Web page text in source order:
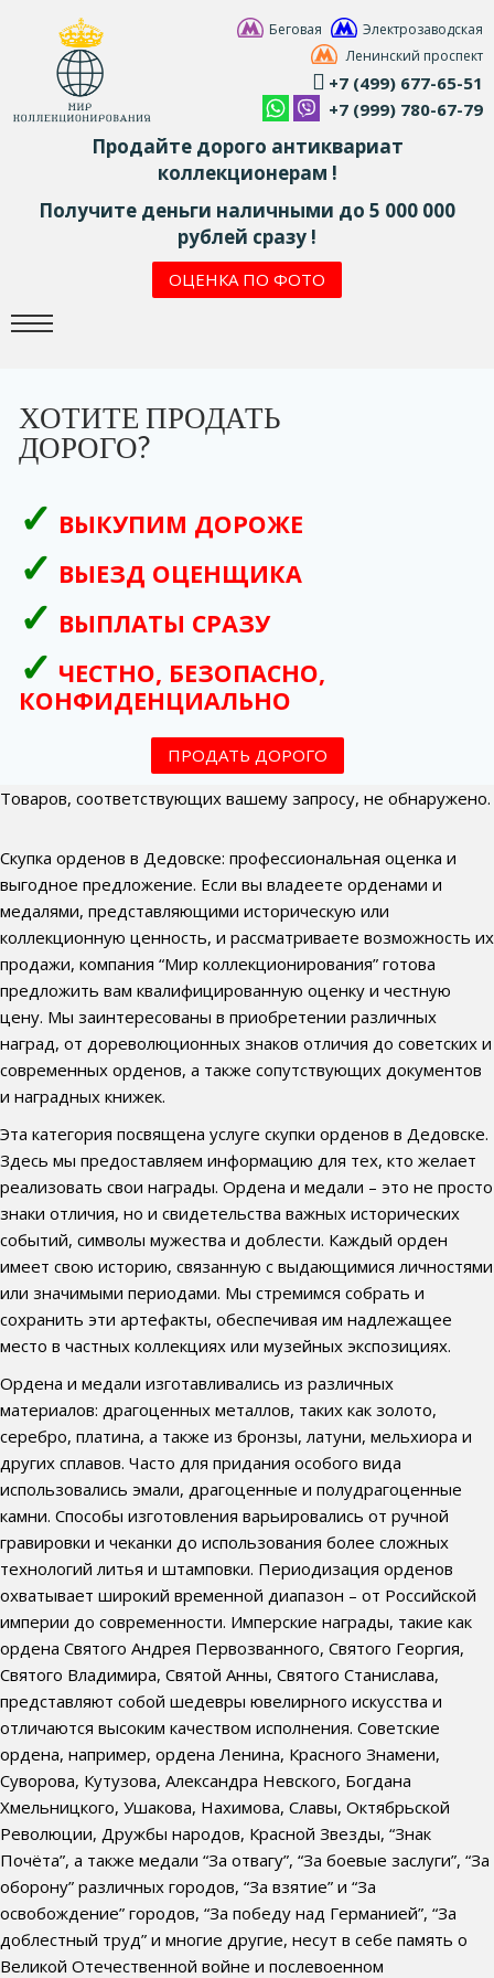
Беговая
Электрозаводская
Ленинский проспект
+7 (499) 677-65-51
+7 (999) 780-67-79
Продайте дорого антиквариат
коллекционерам !
Получите деньги наличными до 5 000 000
рублей сразу !
ОЦЕНКА ПО ФОТО
ХОТИТЕ ПРОДАТЬ
ДОРОГО?
ВЫКУПИМ ДОРОЖЕ
ВЫЕЗД ОЦЕНЩИКА
ВЫПЛАТЫ СРАЗУ
ЧЕСТНО, БЕЗОПАСНО,
КОНФИДЕНЦИАЛЬНО
ПРОДАТЬ ДОРОГО
Товаров, соответствующих вашему запросу, не обнаружено.
Скупка орденов в Дедовске: профессиональная оценка и
выгодное предложение. Если вы владеете орденами и
медалями, представляющими историческую или
коллекционную ценность, и рассматриваете возможность их
продажи, компания “Мир коллекционирования” готова
предложить вам квалифицированную оценку и честную
цену. Мы заинтересованы в приобретении различных
наград, от дореволюционных знаков отличия до советских и
современных орденов, а также сопутствующих документов
и наградных книжек.
Эта категория посвящена услуге скупки орденов в Дедовске.
Здесь мы предоставляем информацию для тех, кто желает
реализовать свои награды. Ордена и медали – это не просто
знаки отличия, но и свидетельства важных исторических
событий, символы мужества и доблести. Каждый орден
имеет свою историю, связанную с выдающимися личностями
или значимыми периодами. Мы стремимся собрать и
сохранить эти артефакты, обеспечивая им надлежащее
место в частных коллекциях или музейных экспозициях.
Ордена и медали изготавливались из различных
материалов: драгоценных металлов, таких как золото,
серебро, платина, а также из бронзы, латуни, мельхиора и
других сплавов. Часто для придания особого вида
использовались эмали, драгоценные и полудрагоценные
камни. Способы изготовления варьировались от ручной
гравировки и чеканки до использования более сложных
технологий литья и штамповки. Периодизация орденов
охватывает широкий временной диапазон – от Российской
империи до современности. Имперские награды, такие как
ордена Святого Андрея Первозванного, Святого Георгия,
Святого Владимира, Святой Анны, Святого Станислава,
представляют собой шедевры ювелирного искусства и
отличаются высоким качеством исполнения. Советские
ордена, например, ордена Ленина, Красного Знамени,
Суворова, Кутузова, Александра Невского, Богдана
Хмельницкого, Ушакова, Нахимова, Славы, Октябрьской
Революции, Дружбы народов, Красной Звезды, “Знак
Почёта”, а также медали “За отвагу”, “За боевые заслуги”, “За
оборону” различных городов, “За взятие” и “За
освобождение” городов, “За победу над Германией”, “За
доблестный труд” и многие другие, несут в себе память о
Великой Отечественной войне и послевоенном